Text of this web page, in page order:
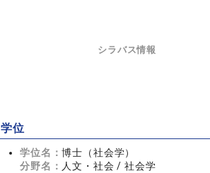
シラバス情報
学位
学位名：博士（社会学）
分野名： 人文・社会 / 社会学